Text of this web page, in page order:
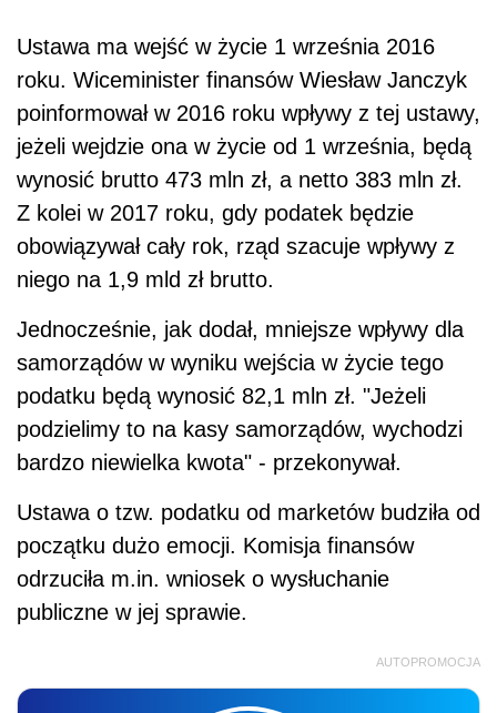
Ustawa ma wejść w życie 1 września 2016
roku. Wiceminister finansów Wiesław Janczyk
poinformował w 2016 roku wpływy z tej ustawy,
jeżeli wejdzie ona w życie od 1 września, będą
wynosić brutto 473 mln zł, a netto 383 mln zł.
Z kolei w 2017 roku, gdy podatek będzie
obowiązywał cały rok, rząd szacuje wpływy z
niego na 1,9 mld zł brutto.
Jednocześnie, jak dodał, mniejsze wpływy dla
samorządów w wyniku wejścia w życie tego
podatku będą wynosić 82,1 mln zł. "Jeżeli
podzielimy to na kasy samorządów, wychodzi
bardzo niewielka kwota" - przekonywał.
Ustawa o tzw. podatku od marketów budziła od
początku dużo emocji. Komisja finansów
odrzuciła m.in. wniosek o wysłuchanie
publiczne w jej sprawie.
AUTOPROMOCJA